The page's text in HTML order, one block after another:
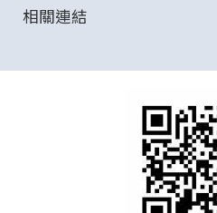
相關連結